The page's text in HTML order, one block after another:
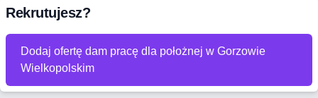
Rekrutujesz?
Dodaj ofertę dam pracę dla położnej w Gorzowie
Wielkopolskim